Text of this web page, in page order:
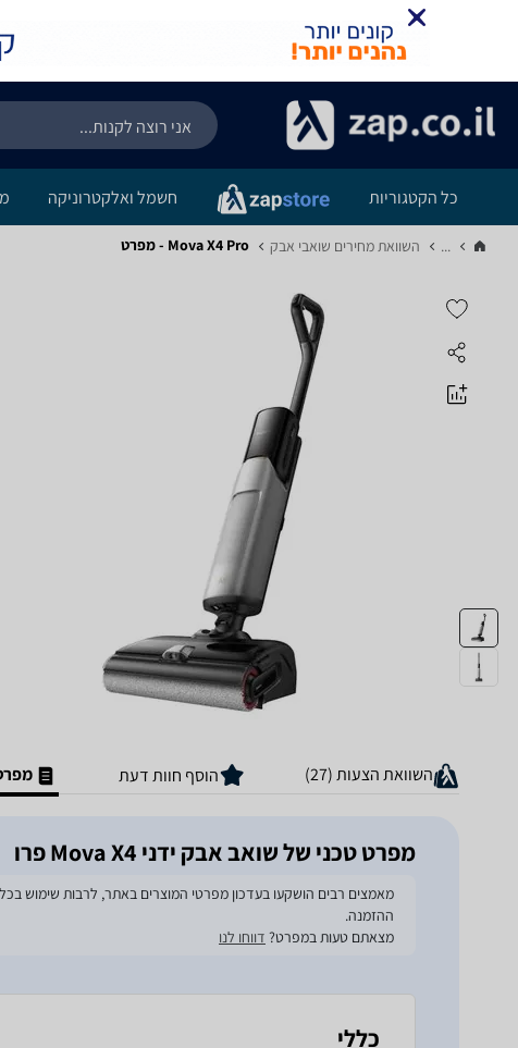
כל הקטגוריות חשמל ואלקטרוניקה
... השוואת מחירים שואבי אבק‏ Mova X4 Pro - מפרט
השוואת הצעות (27) הוסף חוות דעת
מפרט טכני של ‏שואב אבק ידני Mova X4 פרו
ההזמנה.
מצאתם טעות במפרט? דווחו לנו
כללי